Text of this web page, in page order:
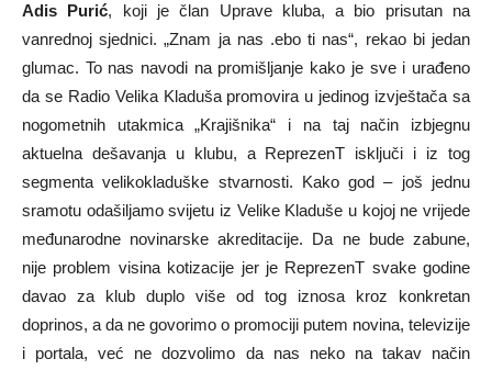
Adis Purić, koji je član Uprave kluba, a bio prisutan na
vanrednoj sjednici. „Znam ja nas .ebo ti nas“, rekao bi jedan
glumac. To nas navodi na promišljanje kako je sve i urađeno
da se Radio Velika Kladuša promovira u jedinog izvještača sa
nogometnih utakmica „Krajišnika“ i na taj način izbjegnu
aktuelna dešavanja u klubu, a ReprezenT isključi i iz tog
segmenta velikokladuške stvarnosti. Kako god – još jednu
sramotu odašiljamo svijetu iz Velike Kladuše u kojoj ne vrijede
međunarodne novinarske akreditacije. Da ne bude zabune,
nije problem visina kotizacije jer je ReprezenT svake godine
davao za klub duplo više od tog iznosa kroz konkretan
doprinos, a da ne govorimo o promociji putem novina, televizije
i portala, već ne dozvolimo da nas neko na takav način